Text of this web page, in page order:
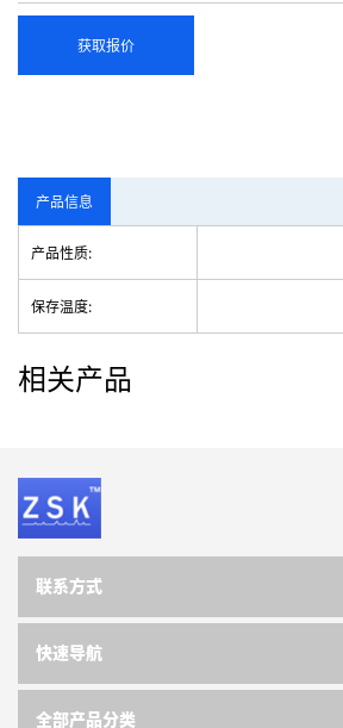
获取报价
产品信息
产品性质:
保存温度:
相关产品
联系方式
快速导航
全部产品分类